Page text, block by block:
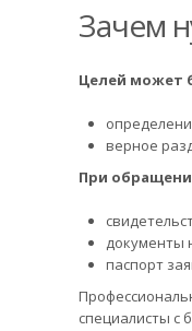
Зачем
Целей может
верное
При
документы
паспорт
специалисты с